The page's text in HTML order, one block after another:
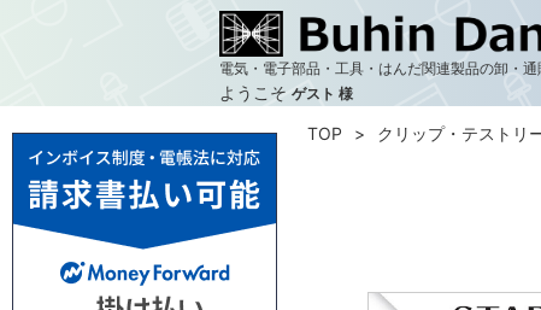
電気・電子部品・工具・はんだ関連製品の卸・通
ようこそ ゲスト 様
TOP クリップ・テストリ